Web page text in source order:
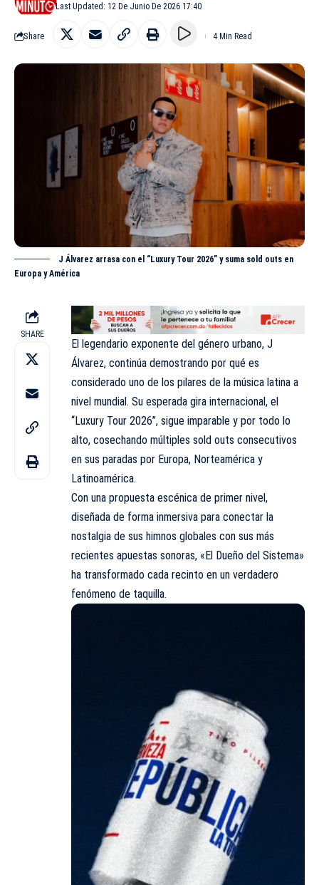
Last Updated: 12 De Junio De 2026 17:40
Share 4 Min Read
J Álvarez arrasa con el “Luxury Tour 2026” y suma sold outs en
Europa y América
SHARE
El legendario exponente del género urbano, J
Álvarez, continúa demostrando por qué es
considerado uno de los pilares de la música latina a
nivel mundial. Su esperada gira internacional, el
“Luxury Tour 2026”, sigue imparable y por todo lo
alto, cosechando múltiples sold outs consecutivos
en sus paradas por Europa, Norteamérica y
Latinoamérica.
Con una propuesta escénica de primer nivel,
diseñada de forma inmersiva para conectar la
nostalgia de sus himnos globales con sus más
recientes apuestas sonoras, «El Dueño del Sistema»
ha transformado cada recinto en un verdadero
fenómeno de taquilla.